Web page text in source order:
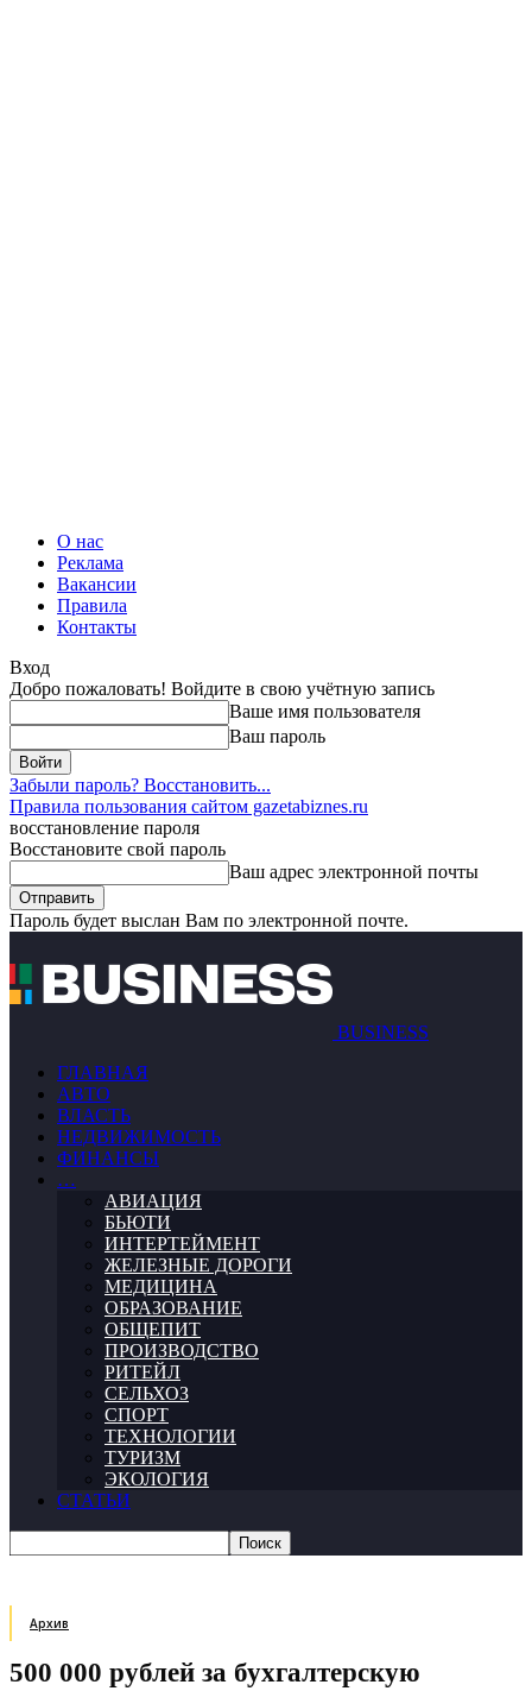
О нас
Реклама
Вакансии
Правила
Контакты
Вход
Добро пожаловать! Войдите в свою учётную запись
Ваше имя пользователя
Ваш пароль
Забыли пароль? Восстановить...
Правила пользования сайтом gazetabiznes.ru
восстановление пароля
Восстановите свой пароль
Ваш адрес электронной почты
Пароль будет выслан Вам по электронной почте.
BUSINESS
ГЛАВНАЯ
АВТО
ВЛАСТЬ
НЕДВИЖИМОСТЬ
ФИНАНСЫ
…
АВИАЦИЯ
БЬЮТИ
ИНТЕРТЕЙМЕНТ
ЖЕЛЕЗНЫЕ ДОРОГИ
МЕДИЦИНА
ОБРАЗОВАНИЕ
ОБЩЕПИТ
ПРОИЗВОДСТВО
РИТЕЙЛ
СЕЛЬХОЗ
СПОРТ
ТЕХНОЛОГИИ
ТУРИЗМ
ЭКОЛОГИЯ
СТАТЬИ
Архив
500 000 рублей за бухгалтерскую